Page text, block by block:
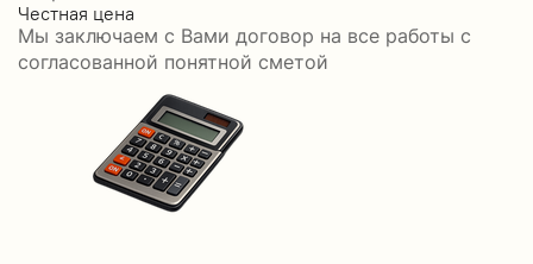
Честная цена
Мы заключаем с Вами договор на все работы с
согласованной понятной сметой